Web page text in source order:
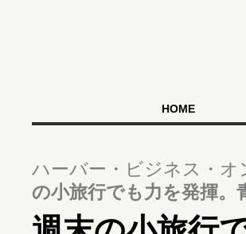
HOME
ハーバー・ビジネス・オ
の小旅行でも力を発揮